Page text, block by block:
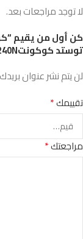
لا توجد مراجعات بعد.
كن أول من يقيم
توستد كوكونت240N”
لن يتم نشر عنوان
تقييمك*
مراجعتك*